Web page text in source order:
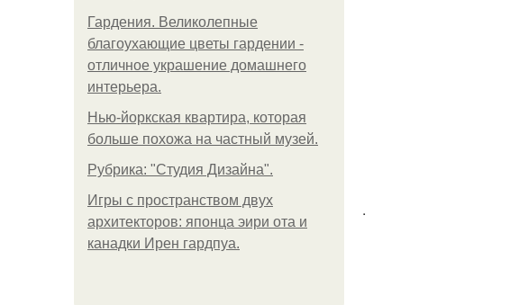
Гардения. Великолепные
благоухающие цветы гардении -
отличное украшение домашнего
интерьера.
Нью-йоркская квартира, которая
больше похожа на частный музей.
Рубрика: "Студия Дизайна".
Игры с пространством двух
архитекторов: японца эири ота и
канадки Ирен гардпуа.
.